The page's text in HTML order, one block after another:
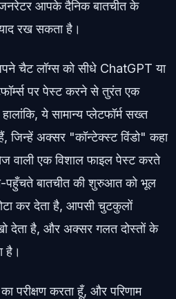
आपके दैनिक बातचीत के
रख सकता है।
चैट लॉग्स को सीधे ChatGPT या
पर पेस्ट करने से तुरंत एक
ये सामान्य प्लेटफॉर्म सख्त
जिन्हें अक्सर "कॉन्टेक्स्ट विंडो" कहा
वाली एक विशाल फाइल पेस्ट करते
पहुँचते बातचीत की शुरुआत को भूल
कर देता है, आपसी चुटकुलों
देता है, और अक्सर गलत दोस्तों के
है।
परीक्षण करता हूँ, और परिणाम